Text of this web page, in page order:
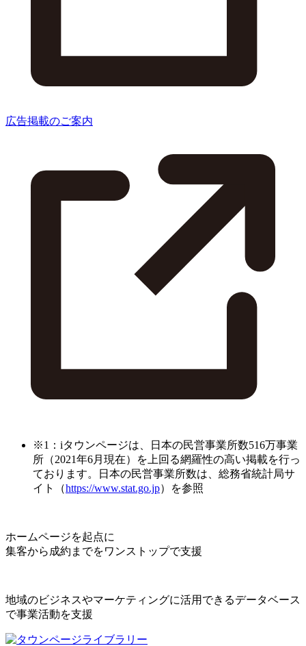
広告掲載のご案内
※1：iタウンページは、日本の民営事業所数516万事業
所（2021年6月現在）を上回る網羅性の高い掲載を行っ
ております。日本の民営事業所数は、総務省統計局サ
イト（https://www.stat.go.jp）を参照
ホームページを起点に
集客から成約までをワンストップで支援
地域のビジネスやマーケティングに活用できるデータベース
で事業活動を支援